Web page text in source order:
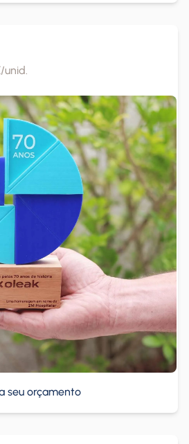
unid.
seu orçamento